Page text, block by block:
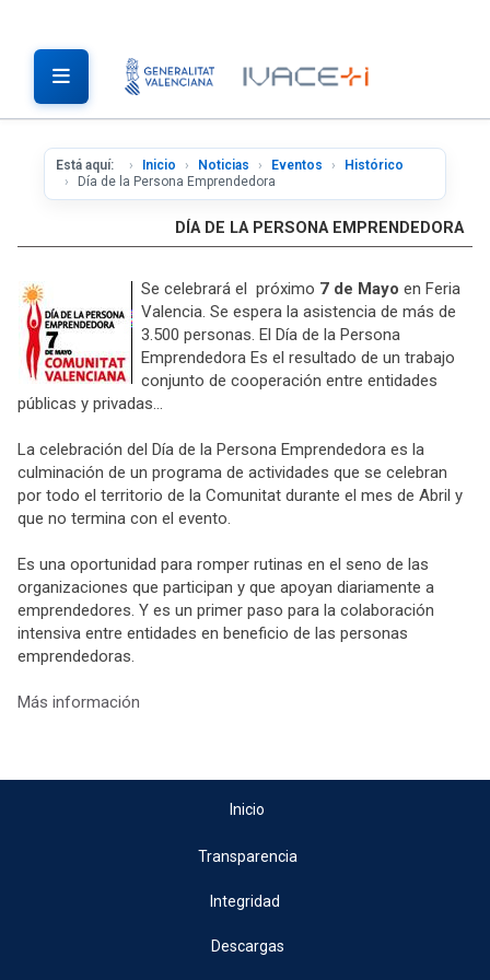
Está aquí: Inicio Noticias Eventos
Histórico
Día de la Persona Emprendedora
DÍA DE LA PERSONA EMPRENDEDORA
Se celebrará el próximo 7 de Mayo en Feria
Valencia. Se espera la asistencia de más de
3.500 personas. El Día de la Persona
Emprendedora Es el resultado de un trabajo
conjunto de cooperación entre entidades
públicas y privadas...
La celebración del Día de la Persona Emprendedora es la
culminación de un programa de actividades que se celebran
por todo el territorio de la Comunitat durante el mes de Abril y
que no termina con el evento.
Es una oportunidad para romper rutinas en el seno de las
organizaciones que participan y que apoyan diariamente a
emprendedores. Y es un primer paso para la colaboración
intensiva entre entidades en beneficio de las personas
emprendedoras.
Más información
Inicio
Transparencia
Integridad
Descargas